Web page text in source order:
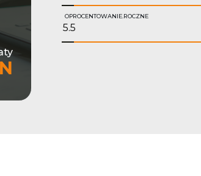
OPROCENTOWANIE.ROCZNE